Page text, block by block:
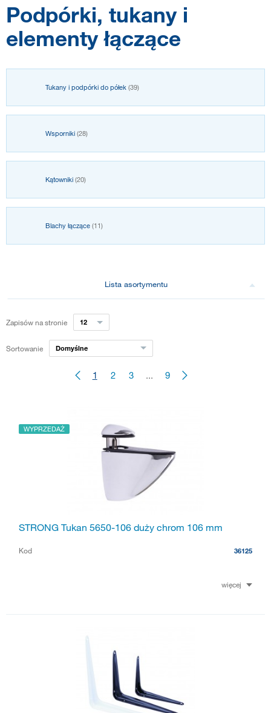
Podpórki, tukany i
elementy łączące
Tukany i podpórki do półek (39)
Wsporniki (28)
Kątowniki (20)
Blachy łączące (11)
Lista asortymentu
Zapisów na stronie 12
Sortowanie Domyślne
1 2 3 ... 9
WYPRZEDAŻ
STRONG Tukan 5650-106 duży chrom 106 mm
Kod 36125
więcej